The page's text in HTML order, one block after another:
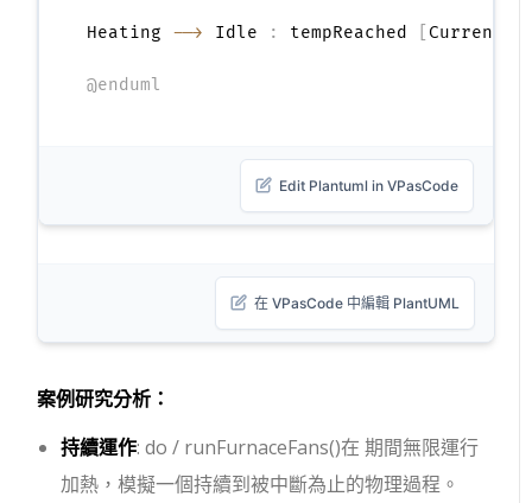
Heating --> Idle : tempReached
@enduml
Edit Plantuml in VPasCode
在 VPasCode 中編輯 PlantUML
案例研究分析：
持續運作:do / runFurnaceFans()在 期間無限運行
加熱 ，模擬一個持續到被中斷為止的物理過程。